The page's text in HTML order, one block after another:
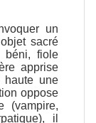
un
sacré
béni, fiole
apprise
une
oppose
(vampire,
il